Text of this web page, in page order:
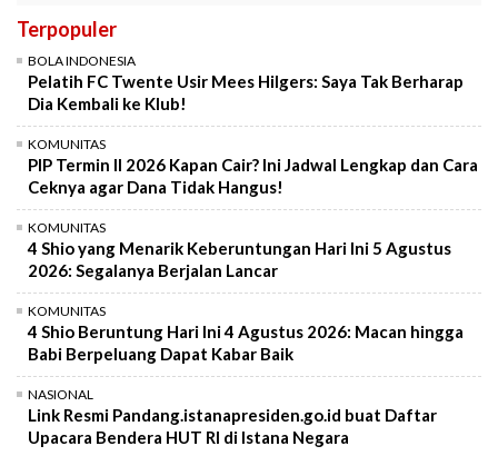
Terpopuler
BOLA INDONESIA
Pelatih FC Twente Usir Mees Hilgers: Saya Tak Berharap
Dia Kembali ke Klub!
KOMUNITAS
PIP Termin II 2026 Kapan Cair? Ini Jadwal Lengkap dan Cara
Ceknya agar Dana Tidak Hangus!
KOMUNITAS
4 Shio yang Menarik Keberuntungan Hari Ini 5 Agustus
2026: Segalanya Berjalan Lancar
KOMUNITAS
4 Shio Beruntung Hari Ini 4 Agustus 2026: Macan hingga
Babi Berpeluang Dapat Kabar Baik
NASIONAL
Link Resmi Pandang.istanapresiden.go.id buat Daftar
Upacara Bendera HUT RI di Istana Negara